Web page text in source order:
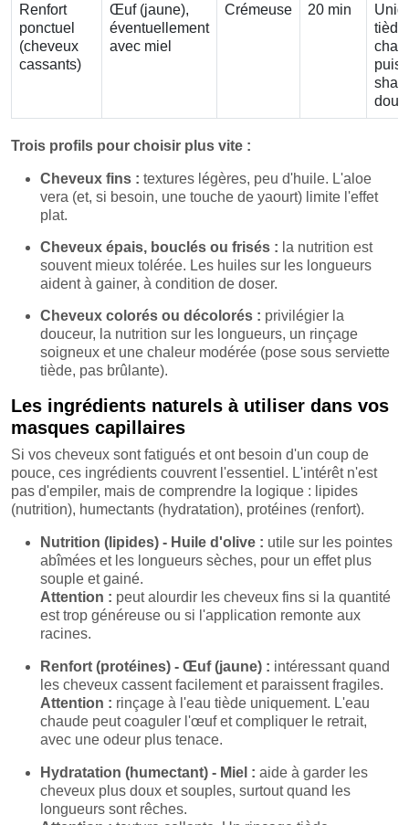
Renfort
ponctuel
(cheveux
cassants)
Œuf (jaune),
éventuellement
avec miel
Crémeuse 20 min
tiède
puis
doux
Trois profils pour choisir plus vite :
Cheveux fins : textures légères, peu d'huile. L'aloe
vera (et, si besoin, une touche de yaourt) limite l'effet
plat.
Cheveux épais, bouclés ou frisés : la nutrition est
souvent mieux tolérée. Les huiles sur les longueurs
aident à gainer, à condition de doser.
Cheveux colorés ou décolorés : privilégier la
douceur, la nutrition sur les longueurs, un rinçage
soigneux et une chaleur modérée (pose sous serviette
tiède, pas brûlante).
Les ingrédients naturels à utiliser dans vos
masques capillaires
Si vos cheveux sont fatigués et ont besoin d'un coup de
pouce, ces ingrédients couvrent l'essentiel. L'intérêt n'est
pas d'empiler, mais de comprendre la logique : lipides
(nutrition), humectants (hydratation), protéines (renfort).
Nutrition (lipides) - Huile d'olive : utile sur les pointes
abîmées et les longueurs sèches, pour un effet plus
souple et gainé.
Attention : peut alourdir les cheveux fins si la quantité
est trop généreuse ou si l'application remonte aux
racines.
Renfort (protéines) - Œuf (jaune) : intéressant quand
les cheveux cassent facilement et paraissent fragiles.
Attention : rinçage à l'eau tiède uniquement. L'eau
chaude peut coaguler l'œuf et compliquer le retrait,
avec une odeur plus tenace.
Hydratation (humectant) - Miel : aide à garder les
cheveux plus doux et souples, surtout quand les
longueurs sont rêches.